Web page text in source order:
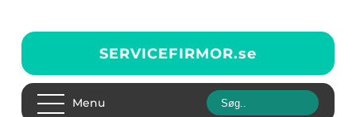
SERVICEFIRMOR.se
Menu